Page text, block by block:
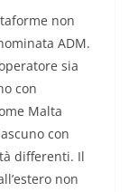
non
ADM.
sia
con
Malta
con
differenti. Il
non